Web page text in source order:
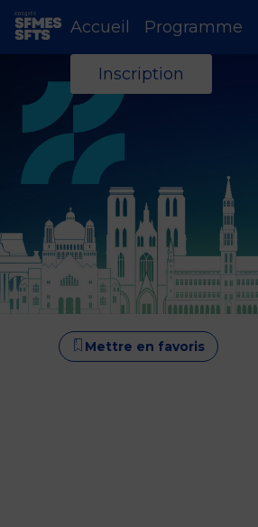
Accueil Programme
Inscription
Mettre en favoris